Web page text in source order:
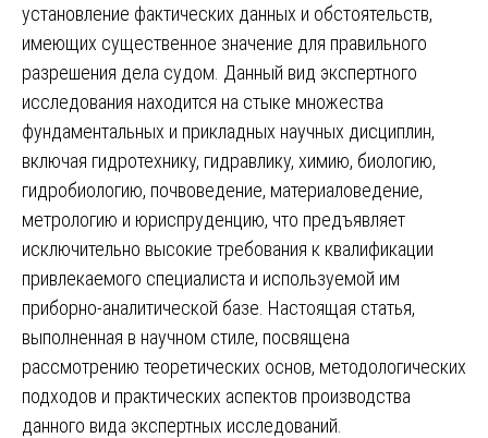
установление фактических данных и обстоятельств,
имеющих существенное значение для правильного
разрешения дела судом. Данный вид экспертного
исследования находится на стыке множества
фундаментальных и прикладных научных дисциплин,
включая гидротехнику, гидравлику, химию, биологию,
гидробиологию, почвоведение, материаловедение,
метрологию и юриспруденцию, что предъявляет
исключительно высокие требования к квалификации
привлекаемого специалиста и используемой им
приборно-аналитической базе. Настоящая статья,
выполненная в научном стиле, посвящена
рассмотрению теоретических основ, методологических
подходов и практических аспектов производства
данного вида экспертных исследований.